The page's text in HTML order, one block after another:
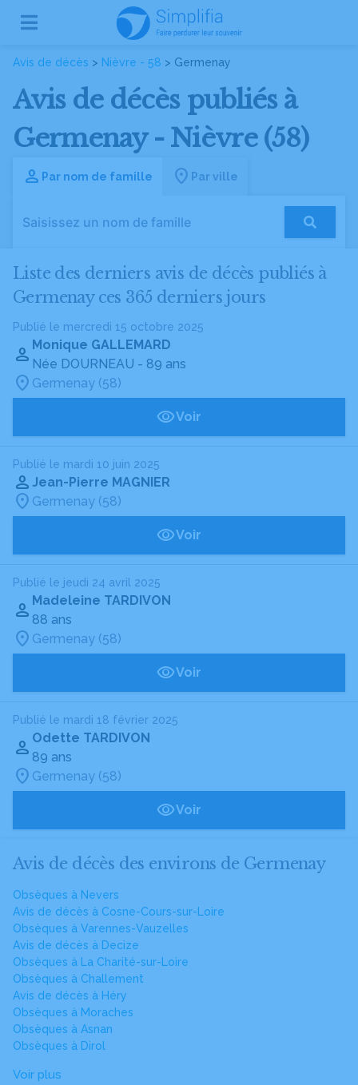
Avis de décès > Nièvre - 58 > Germenay
Avis de décès publiés à
Germenay - Nièvre (58)
Par nom de famille Par ville
Liste des derniers avis de décès publiés à
Germenay ces 365 derniers jours
Publié le mercredi 15 octobre 2025
Monique GALLEMARD
Née DOURNEAU - 89 ans
Germenay (58)
Voir
Publié le mardi 10 juin 2025
Jean-Pierre MAGNIER
Germenay (58)
Voir
Publié le jeudi 24 avril 2025
Madeleine TARDIVON
88 ans
Germenay (58)
Voir
Publié le mardi 18 février 2025
Odette TARDIVON
89 ans
Germenay (58)
Voir
Avis de décès des environs de Germenay
Obsèques à Nevers
Avis de décès à Cosne-Cours-sur-Loire
Obsèques à Varennes-Vauzelles
Avis de décès à Decize
Obsèques à La Charité-sur-Loire
Obsèques à Challement
Avis de décès à Héry
Obsèques à Moraches
Obsèques à Asnan
Obsèques à Dirol
Voir plus